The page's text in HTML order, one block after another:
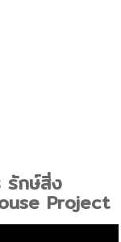
รักษ์สิ่ง
Project